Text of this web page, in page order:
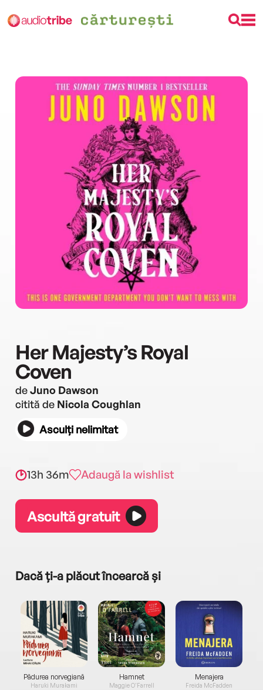
Her Majesty’s Royal
Coven
deJuno Dawson
citită de Nicola Coughlan
Asculți nelimitat
13h 36m Adaugă la wishlist
Ascultă gratuit
Dacă ți-a plăcut încearcă și
Pădurea norvegiană
Haruki Murakami
Hamnet
Maggie O'Farrell
Menajera
Freida McFadden